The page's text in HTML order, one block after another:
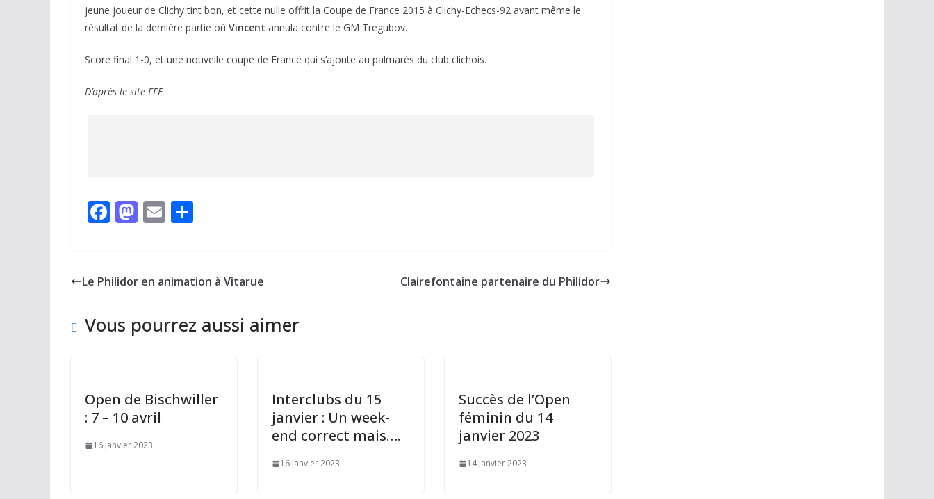
jeune joueur de Clichy tint bon, et cette nulle offrit la Coupe de France 2015 à Clichy-Echecs-92 avant même le
résultat de la dernière partie où Vincent annula contre le GM Tregubov.
Score final 1-0, et une nouvelle coupe de France qui s’ajoute au palmarès du club clichois.
D’après le site FFE
F
b
o
M
d
n
E
l g
Le Philidor en animation à Vitarue Clairefontaine partenaire du Philidor
Vous pourrez aussi aimer
Open de Bischwiller
: 7 – 10 avril
16 janvier 2023
Interclubs du 15
janvier : Un week-
end correct mais….
16 janvier 2023
Succès de l’Open
féminin du 14
janvier 2023
14 janvier 2023